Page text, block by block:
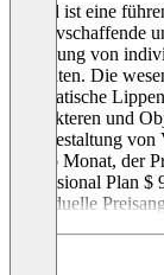
Vyond ist eine
Kreativschaffende
Erstellung von
Formaten. Die
automatische
Charakteren und
Preisgestaltung
25 pro Monat, der
Professional Plan
individuelle